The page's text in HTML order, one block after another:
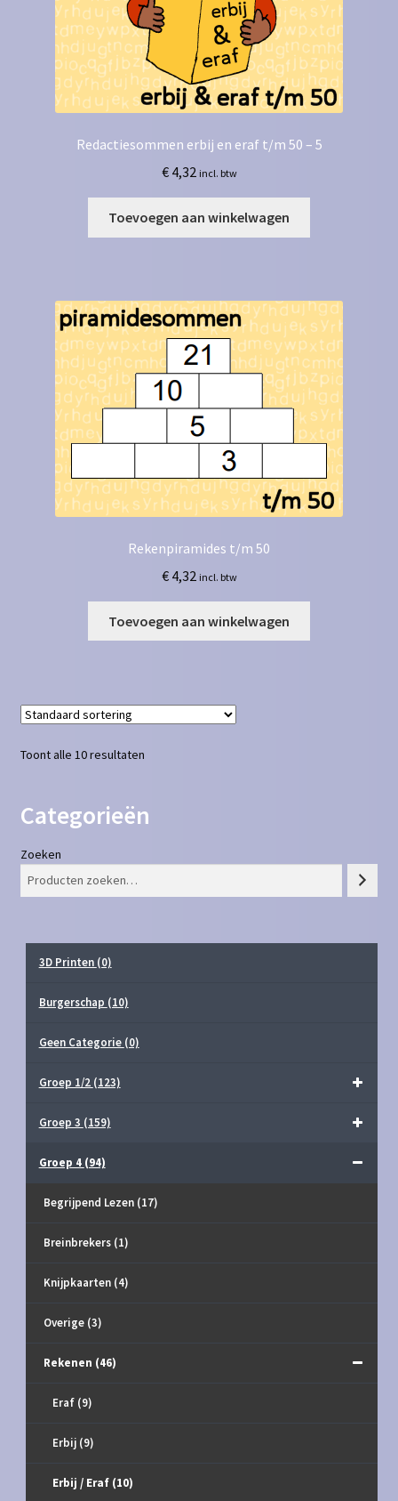
Redactiesommen erbij en eraf t/m 50 – 5
€4,32 incl. btw
Toevoegen aan winkelwagen
Rekenpiramides t/m 50
€4,32 incl. btw
Toevoegen aan winkelwagen
Toont alle 10 resultaten
Categorieën
Zoeken
3D Printen (0)
Burgerschap (10)
Geen Categorie (0)
Groep 1/2 (123)
Groep 3 (159)
Groep 4 (94)
Begrijpend Lezen (17)
Breinbrekers (1)
Knijpkaarten (4)
Overige (3)
Rekenen (46)
Eraf (9)
Erbij (9)
Erbij / Eraf (10)